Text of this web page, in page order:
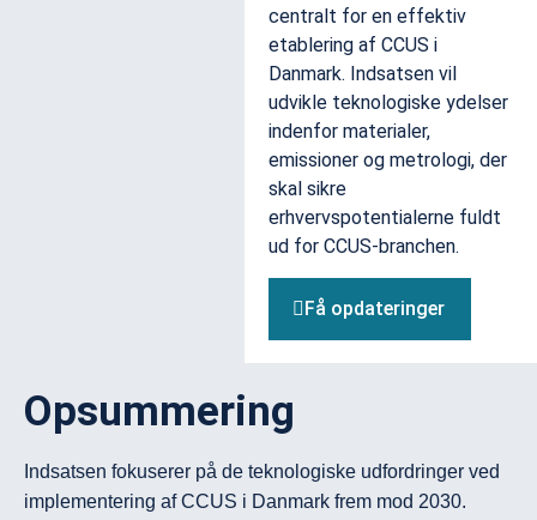
centralt for en effektiv
etablering af CCUS i
Danmark. Indsatsen vil
udvikle teknologiske ydelser
indenfor materialer,
emissioner og metrologi, der
skal sikre
erhvervspotentialerne fuldt
ud for CCUS-branchen.
Få opdateringer
Opsummering
Indsatsen fokuserer på de teknologiske udfordringer ved
implementering af CCUS i Danmark frem mod 2030.